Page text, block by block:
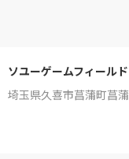
ソユーゲームフィール
埼玉県久喜市菖蒲町菖